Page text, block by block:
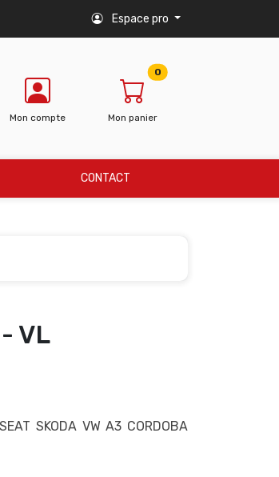
Espace pro
Mon compte Mon panier
0
CONTACT
VL
SKODA VW A3 CORDOBA